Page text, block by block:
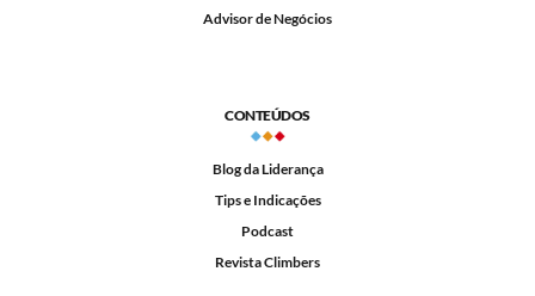
Advisor de Negócios
CONTEÚDOS
Blog da Liderança
Tips e Indicações
Podcast
Revista Climbers